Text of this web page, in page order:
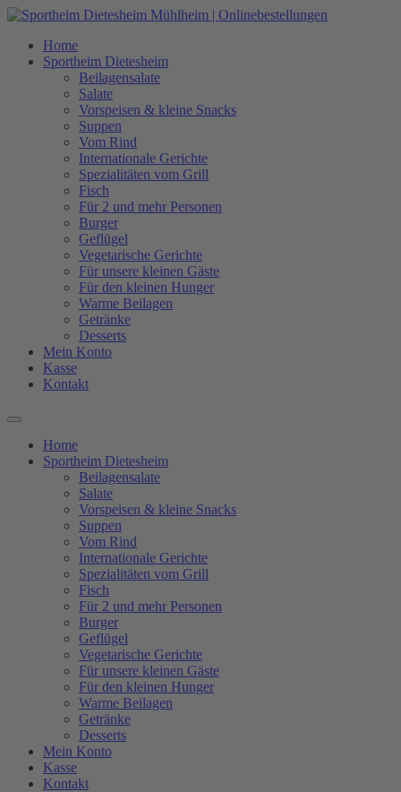
Zum
springenHome
Sportheim Dietesheim
Beilagensalate
Salate
Vorspeisen & kleine Snacks
Suppen
Vom Rind
Internationale Gerichte
Spezialitäten vom Grill
Fisch
Für 2 und mehr Personen
Burger
Geflügel
Vegetarische Gerichte
Für unsere kleinen Gäste
Für den kleinen Hunger
Warme Beilagen
Getränke
Desserts
Mein Konto
Kasse
Kontakt
Home
Sportheim Dietesheim
Beilagensalate
Salate
Vorspeisen & kleine Snacks
Suppen
Vom Rind
Internationale Gerichte
Spezialitäten vom Grill
Fisch
Für 2 und mehr Personen
Burger
Geflügel
Vegetarische Gerichte
Für unsere kleinen Gäste
Für den kleinen Hunger
Warme Beilagen
Getränke
Desserts
Mein Konto
Kasse
Kontakt